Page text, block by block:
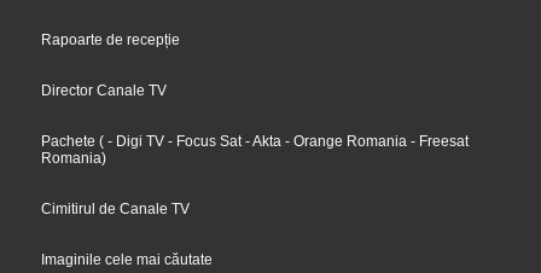
Rapoarte de recepție
Director Canale TV
Pachete (- Digi TV - Focus Sat- Akta - Orange Romania - Freesat
Romania)
Cimitirul de Canale TV
Imaginile cele mai căutate